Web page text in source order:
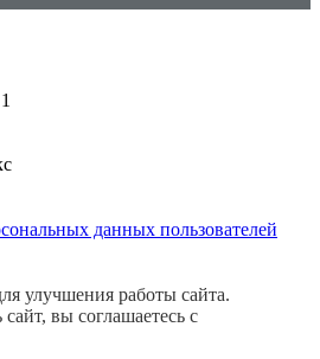
данных пользователей
улучшения работы сайта.
вы соглашаетесь с